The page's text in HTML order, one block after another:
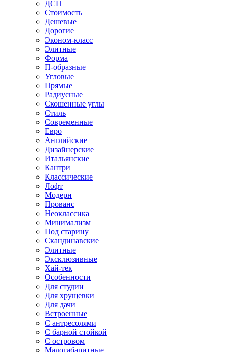
ДСП
Стоимость
Дешевые
Дорогие
Эконом-класс
Элитные
Форма
П-образные
Угловые
Прямые
Радиусные
Скошенные углы
Стиль
Современные
Евро
Английские
Дизайнерские
Итальянские
Кантри
Классические
Лофт
Модерн
Прованс
Неоклассика
Минимализм
Под старину
Скандинавские
Элитные
Эксклюзивные
Хай-тек
Особенности
Для студии
Для хрущевки
Для дачи
Встроенные
С антресолями
С барной стойкой
С островом
Малогабаритные